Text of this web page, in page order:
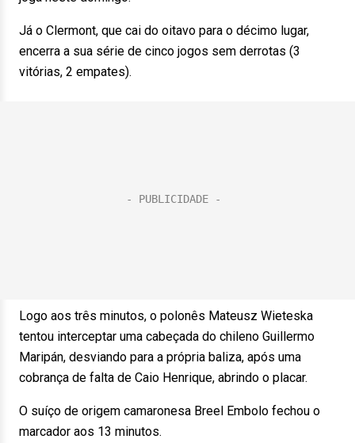
Já o Clermont, que cai do oitavo para o décimo lugar,
encerra a sua série de cinco jogos sem derrotas (3
vitórias, 2 empates).
Logo aos três minutos, o polonês Mateusz Wieteska
tentou interceptar uma cabeçada do chileno Guillermo
Maripán, desviando para a própria baliza, após uma
cobrança de falta de Caio Henrique, abrindo o placar.
O suíço de origem camaronesa Breel Embolo fechou o
marcador aos 13 minutos.